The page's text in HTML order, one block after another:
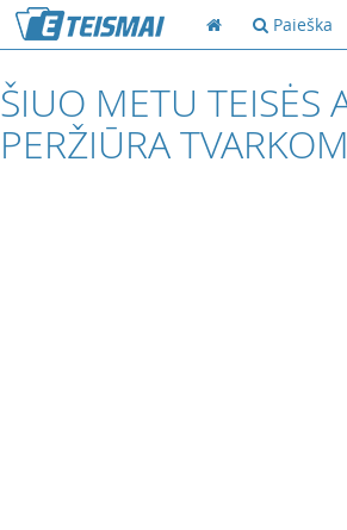
Paieška
ŠIUO METU TEISĖS
PERŽIŪRA